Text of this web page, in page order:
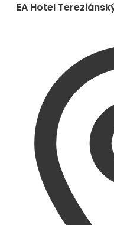
EA Hotel